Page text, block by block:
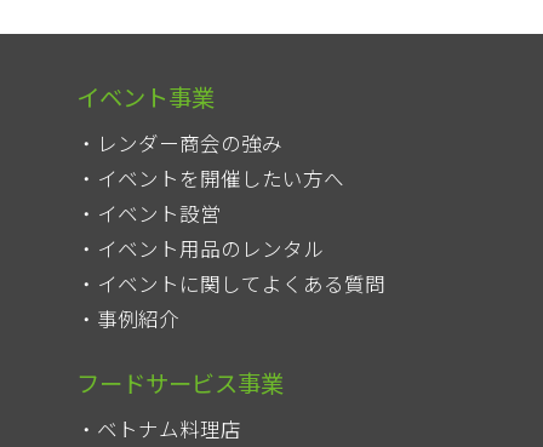
イベント事業
レンダー商会の強み
イベントを開催したい方へ
イベント設営
イベント用品のレンタル
イベントに関してよくある質問
事例紹介
フードサービス事業
ベトナム料理店